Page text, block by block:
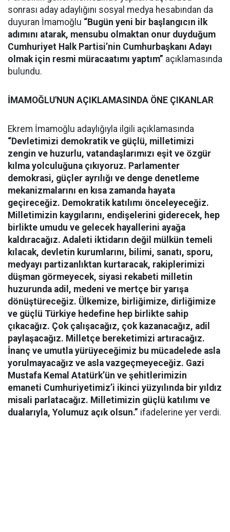
sonrası aday adaylığını sosyal medya hesabından da
duyuran İmamoğlu “Bugün yeni bir başlangıcın ilk
adımını atarak, mensubu olmaktan onur duyduğum
Cumhuriyet Halk Partisi’nin Cumhurbaşkanı Adayı
olmak için resmi müracaatımı yaptım” açıklamasında
bulundu.
İMAMOĞLU'NUN AÇIKLAMASINDA ÖNE ÇIKANLAR
Ekrem İmamoğlu adaylığıyla ilgili açıklamasında
“Devletimizi demokratik ve güçlü, milletimizi
zengin ve huzurlu, vatandaşlarımızı eşit ve özgür
kılma yolculuğuna çıkıyoruz. Parlamenter
demokrasi, güçler ayrılığı ve denge denetleme
mekanizmalarını en kısa zamanda hayata
geçireceğiz. Demokratik katılımı önceleyeceğiz.
Milletimizin kaygılarını, endişelerini giderecek, hep
birlikte umudu ve gelecek hayallerini ayağa
kaldıracağız. Adaleti iktidarın değil mülkün temeli
kılacak, devletin kurumlarını, bilimi, sanatı, sporu,
medyayı partizanlıktan kurtaracak, rakiplerimizi
düşman görmeyecek, siyasi rekabeti milletin
huzurunda adil, medeni ve mertçe bir yarışa
dönüştüreceğiz. Ülkemize, birliğimize, dirliğimize
ve güçlü Türkiye hedefine hep birlikte sahip
çıkacağız. Çok çalışacağız, çok kazanacağız, adil
paylaşacağız. Milletçe bereketimizi artıracağız.
İnanç ve umutla yürüyeceğimiz bu mücadelede asla
yorulmayacağız ve asla vazgeçmeyeceğiz. Gazi
Mustafa Kemal Atatürk’ün ve şehitlerimizin
emaneti Cumhuriyetimiz’i ikinci yüzyılında bir yıldız
misali parlatacağız. Milletimizin güçlü katılımı ve
dualarıyla, Yolumuz açık olsun.” ifadelerine yer verdi.